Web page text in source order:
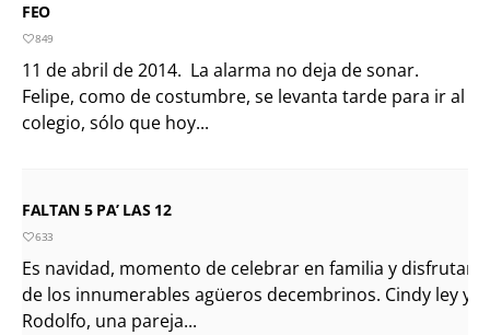
FEO
849
11 de abril de 2014. La alarma no deja de sonar.
Felipe, como de costumbre, se levanta tarde para ir al
colegio, sólo que hoy...
FALTAN 5 PA’ LAS 12
633
Es navidad, momento de celebrar en familia y disfrutar
de los innumerables agüeros decembrinos. Cindy ley y
Rodolfo, una pareja...